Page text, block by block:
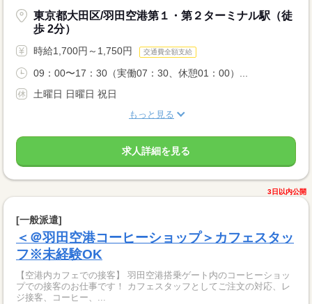
東京都大田区/羽田空港第１・第２ターミナル駅（徒
歩 2分）
時給1,700円～1,750円 交通費全額支給
09：00〜17：30（実働07：30、休憩01：00）...
土曜日 日曜日 祝日
もっと見る
求人詳細を見る
3日以内公開
[一般派遣]
＜＠羽田空港コーヒーショップ＞カフェスタッ
フ※未経験OK
【空港内カフェでの接客】 羽田空港搭乗ゲート内のコーヒーショッ
プでの接客のお仕事です！ カフェスタッフとしてご注文の対応、レ
ジ接客、コーヒー、...